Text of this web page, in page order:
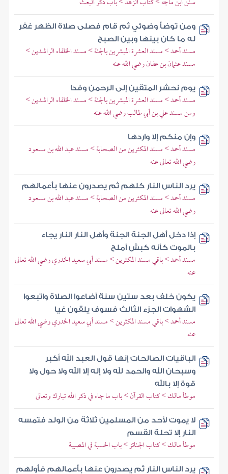
ومن توضأ وضوئي ثم قام فصلى صلاة الظهر غفر
له ما كان بينها وبين الصبح
مسند أحمد > مسند العشرة المبشرين بالجنة > مسند الخلفاء الراشدين >
مسند عثمان بن عفان رضي الله عنه
يوم نحشر المتقين إلى الرحمن وفدا
مسند أحمد > مسند العشرة المبشرين بالجنة > مسند الخلفاء الراشدين >
ومن مسند علي بن أبي طالب رضي الله عنه
وإن منكم إلا واردها
مسند أحمد > مسند المكثرين من الصحابة > مسند عبد الله بن مسعود
رضي الله تعالى عنه
يرد الناس النار كلهم ثم يصدرون عنها بأعمالهم
مسند أحمد > مسند المكثرين من الصحابة > مسند عبد الله بن مسعود
رضي الله تعالى عنه
إذا دخل أهل الجنة الجنة وأهل النار النار يجاء
بالموت كأنه كبش أملح
مسند أحمد > باقي مسند المكثرين > مسند أبي سعيد الخدري رضي الله تعالى
عنه
يكون خلف بعد ستين سنة أضاعوا الصلاة واتبعوا
الشهوات الجزء الثالث فسوف يلقون غيا
مسند أحمد > باقي مسند المكثرين > مسند أبي سعيد الخدري رضي الله تعالى
عنه
الباقيات الصالحات إنها قول العبد الله أكبر
وسبحان الله والحمد لله ولا إله إلا الله ولا حول ولا
قوة إلا بالله
موطأ مالك > كتاب القرآن > باب ما جاء في ذكر الله تبارك وتعالى
لا يموت لأحد من المسلمين ثلاثة من الولد فتمسه
النار إلا تحلة القسم
موطأ مالك > كتاب الجنائز > باب الحسبة في المصيبة
يرد الناس النار ثم يصدرون عنها بأعمالهم فأولهم